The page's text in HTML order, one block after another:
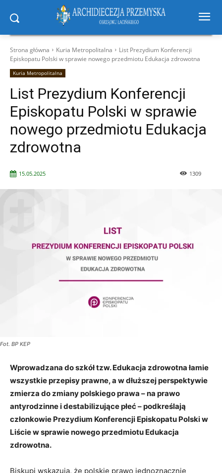
Strona główna Kuria Metropolitalna
List Prezydium Konferencji
Episkopatu Polski w sprawie nowego przedmiotu Edukacja zdrowotna
Kuria Metropolitalna
List Prezydium Konferencji
Episkopatu Polski w sprawie
nowego przedmiotu Edukacja
zdrowotna
15.05.2025 1309
Fot. BP KEP
Wprowadzana do szkół tzw. Edukacja zdrowotna łamie
wszystkie przepisy prawne, a w dłuższej perspektywie
zmierza do zmiany polskiego prawa – na prawo
antyrodzinne i destabilizujące płeć – podkreślają
członkowie Prezydium Konferencji Episkopatu Polski w
Liście w sprawie nowego przedmiotu Edukacja
zdrowotna.
Biskupi wskazują, że polskie prawo jednoznacznie